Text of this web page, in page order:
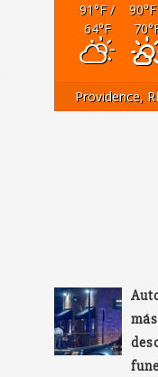
91°F/
64°F
90°F
70
Providence, RI